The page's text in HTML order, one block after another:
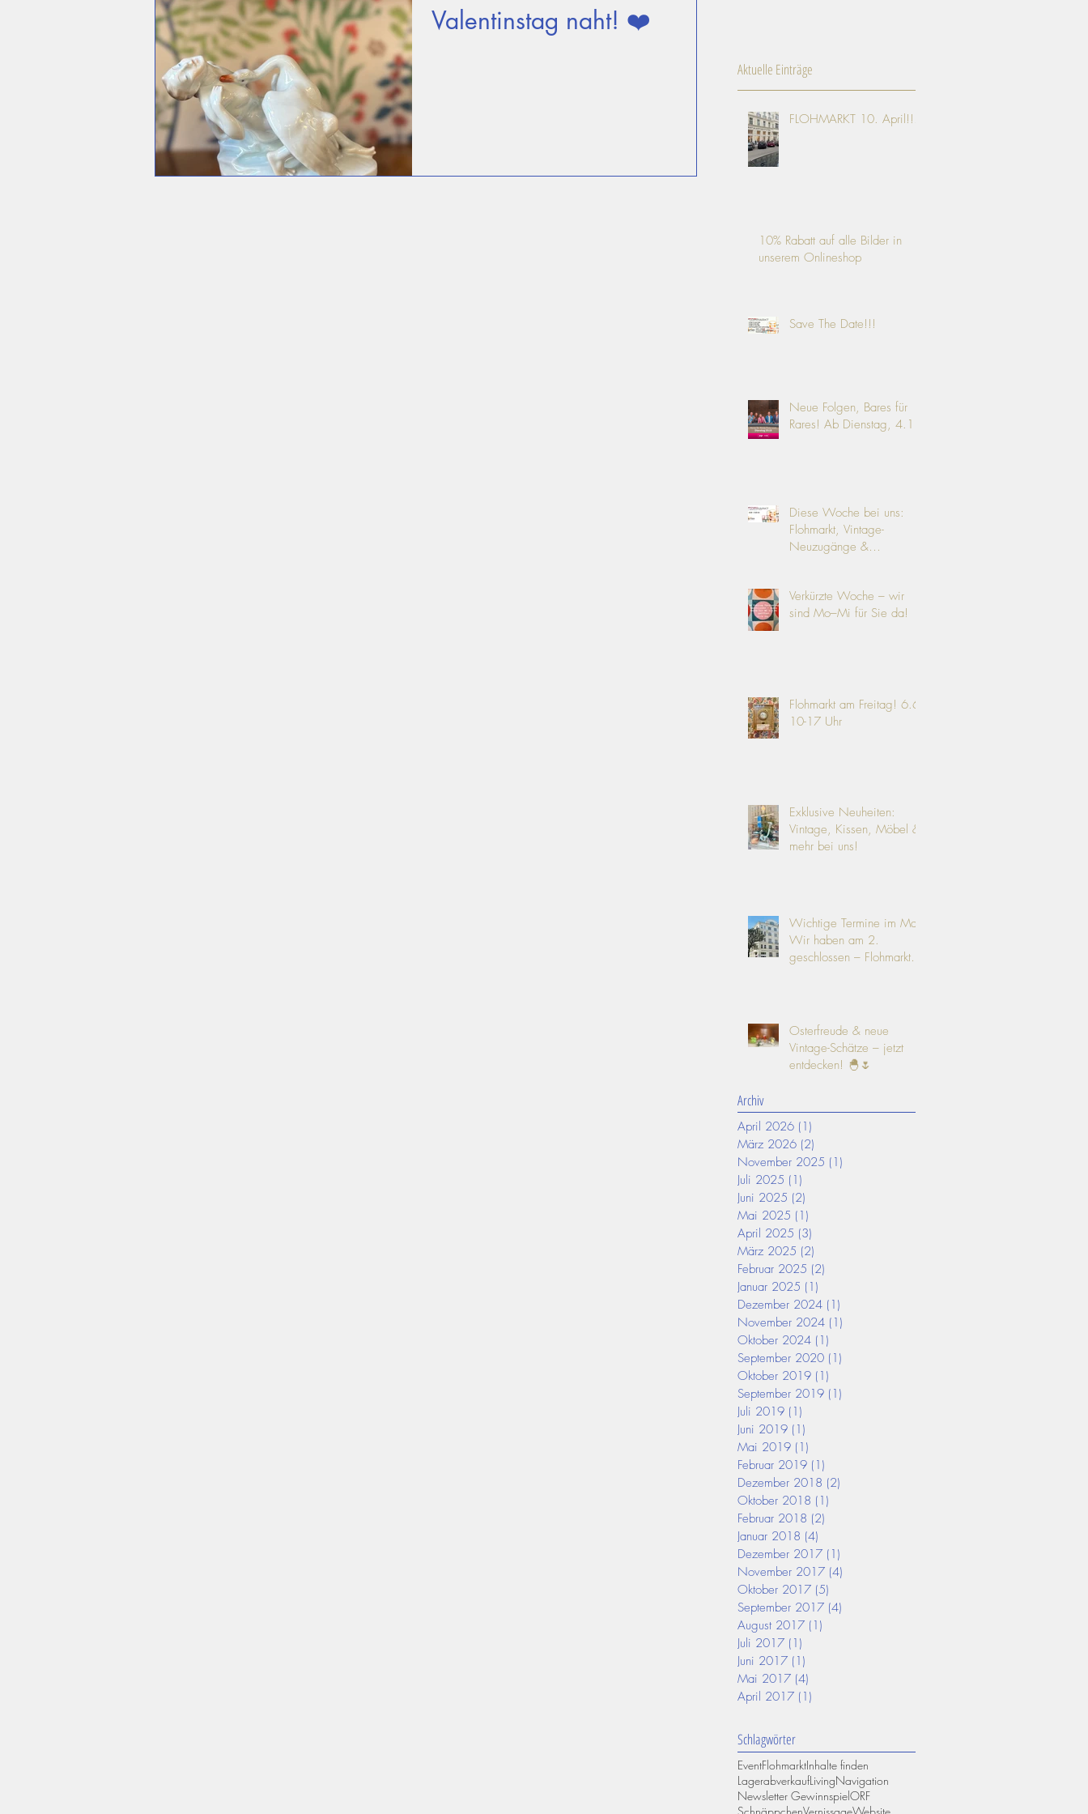
Valentinstag naht! ❤️
Aktuelle Einträge
FLOHMARKT 10. April!!!
10% Rabatt auf alle Bilder in
unserem Onlineshop
Save The Date!!!
Neue Folgen, Bares für
Rares! Ab Dienstag, 4.11.
Diese Woche bei uns:
Flohmarkt, Vintage-
Neuzugänge &
Verkürzte Woche – wir
sind Mo–Mi für Sie da!
Flohmarkt am Freitag! 6.6.
10-17 Uhr
Exklusive Neuheiten:
Vintage, Kissen, Möbel &
mehr bei uns!
Wichtige Termine im Mai:
Wir haben am 2.
geschlossen – Flohmarkt
Osterfreude & neue
Vintage-Schätze – jetzt
entdecken! 🐣🌷
Archiv
April 2026 (1)
März 2026 (2)
November 2025 (1)
Juli 2025 (1)
Juni 2025 (2)
Mai 2025 (1)
April 2025 (3)
März 2025 (2)
Februar 2025 (2)
Januar 2025 (1)
Dezember 2024 (1)
November 2024 (1)
Oktober 2024 (1)
September 2020 (1)
Oktober 2019 (1)
September 2019 (1)
Juli 2019 (1)
Juni 2019 (1)
Mai 2019 (1)
Februar 2019 (1)
Dezember 2018 (2)
Oktober 2018 (1)
Februar 2018 (2)
Januar 2018 (4)
Dezember 2017 (1)
November 2017 (4)
Oktober 2017 (5)
September 2017 (4)
August 2017 (1)
Juli 2017 (1)
Juni 2017 (1)
Mai 2017 (4)
April 2017 (1)
Schlagwörter
EventFlohmarktInhalte finden
LagerabverkaufLivingNavigation
Newsletter GewinnspielORF